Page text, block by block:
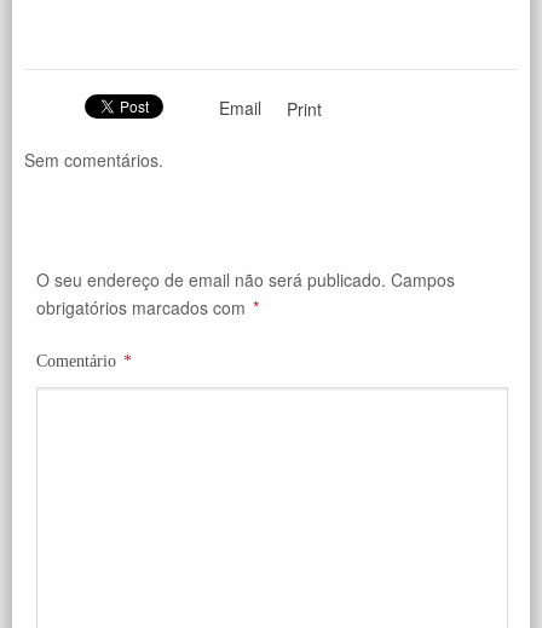
Email Print
Sem comentários.
O seu endereço de email não será publicado. Campos
obrigatórios marcados com *
Comentário *